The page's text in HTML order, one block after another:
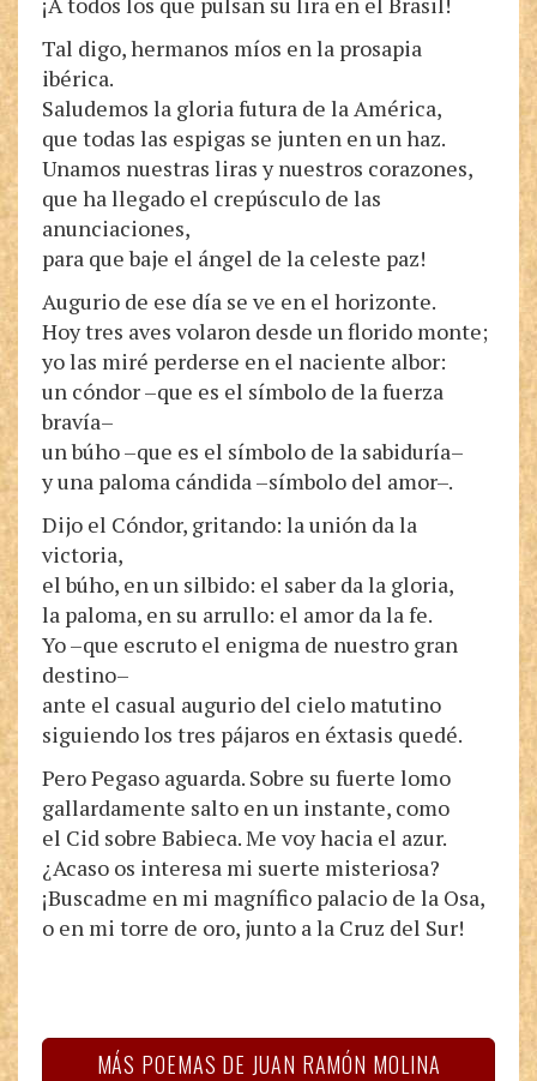
Tal digo, hermanos míos en la prosapia
ibérica.
Saludemos la gloria futura de la América,
que todas las espigas se junten en un haz.
Unamos nuestras liras y nuestros corazones,
que ha llegado el crepúsculo de las
anunciaciones,
para que baje el ángel de la celeste paz!
Augurio de ese día se ve en el horizonte.
Hoy tres aves volaron desde un florido monte;
yo las miré perderse en el naciente albor:
un cóndor –que es el símbolo de la fuerza
bravía–
un búho –que es el símbolo de la sabiduría–
y una paloma cándida –símbolo del amor–.
Dijo el Cóndor, gritando: la unión da la
victoria,
el búho, en un silbido: el saber da la gloria,
la paloma, en su arrullo: el amor da la fe.
Yo –que escruto el enigma de nuestro gran
destino–
ante el casual augurio del cielo matutino
siguiendo los tres pájaros en éxtasis quedé.
Pero Pegaso aguarda. Sobre su fuerte lomo
gallardamente salto en un instante, como
el Cid sobre Babieca. Me voy hacia el azur.
¿Acaso os interesa mi suerte misteriosa?
¡Buscadme en mi magnífico palacio de la Osa,
o en mi torre de oro, junto a la Cruz del Sur!
MÁS POEMAS DE JUAN RAMÓN MOLINA